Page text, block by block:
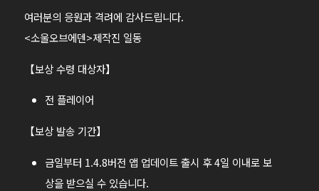
여러분의 응원과 격려에 감사드립니다.
<소울오브에덴>제작진 일동
【보상 수령 대상자】
전 플레이어
【보상 발송 기간】
금일부터 1.4.8버전 앱 업데이트 출시 후 4일 이내로 보
상을 받으실 수 있습니다.